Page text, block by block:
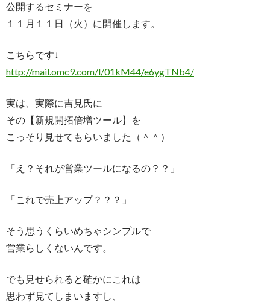
公開するセミナーを
１１月１１日（火）に開催します。
こちらです↓
http://mail.omc9.com/l/01kM44/e6ygTNb4/
実は、実際に吉見氏に
その【新規開拓倍増ツール】を
こっそり見せてもらいました（＾＾）
「え？それが営業ツールになるの？？」
「これで売上アップ？？？」
そう思うくらいめちゃシンプルで
営業らしくないんです。
でも見せられると確かにこれは
思わず見てしまいますし、